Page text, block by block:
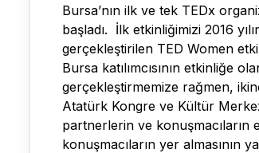
Bursa’nın ilk ve tek TEDx
başladı. İlk etkinliğimizi 2016
gerçekleştirilen TED Women
Bursa katılımcısının etkinliğe
gerçekleştirmemize rağmen,
Atatürk Kongre ve Kültür
partnerlerin ve konuşmacıların
konuşmacıların yer almasının